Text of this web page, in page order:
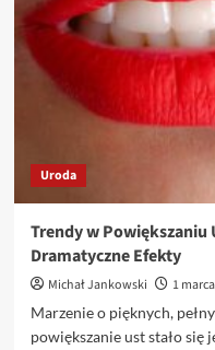
Jak
wybrać
odpowiedniego
Uroda
Trendy w
Dramatyczne Efekty
Michał Jankowski
1
Marzenie o pięknych,
powiększanie ust stało